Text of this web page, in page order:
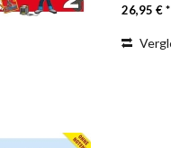
26,95 € *